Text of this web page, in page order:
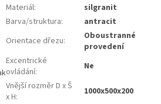
Materiál:
silgranit
Barva/struktura:
antracit
Orientace dřezu:
Oboustranné
provedení
Excentrické
ovládání:
Ne
Vnější rozměr D x Š
x H:
1000x500x200